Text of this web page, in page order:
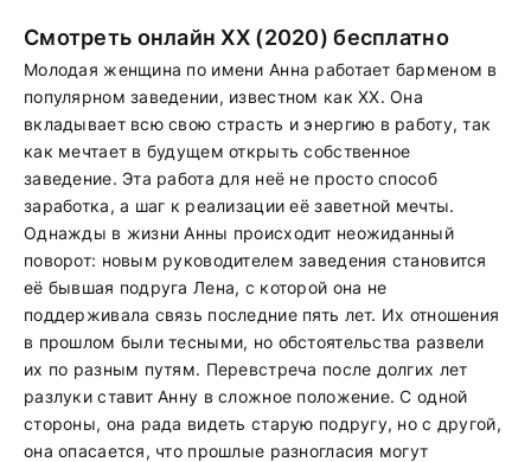
Смотреть онлайн XX (2020) бесплатно
Молодая женщина по имени Анна работает барменом в
популярном заведении, известном как XX. Она
вкладывает всю свою страсть и энергию в работу, так
как мечтает в будущем открыть собственное
заведение. Эта работа для неё не просто способ
заработка, а шаг к реализации её заветной мечты.
Однажды в жизни Анны происходит неожиданный
поворот: новым руководителем заведения становится
её бывшая подруга Лена, с которой она не
поддерживала связь последние пять лет. Их отношения
в прошлом были тесными, но обстоятельства развели
их по разным путям. Перевстреча после долгих лет
разлуки ставит Анну в сложное положение. С одной
стороны, она рада видеть старую подругу, но с другой,
она опасается, что прошлые разногласия могут